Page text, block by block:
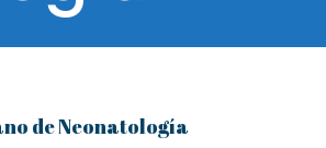
de Neonatología